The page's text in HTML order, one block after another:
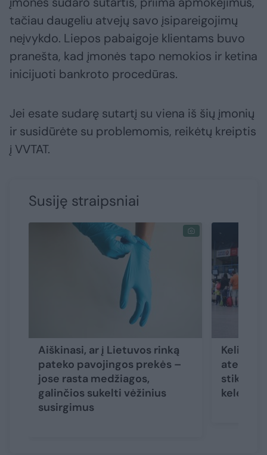
tačiau daugeliu atvejų savo įsipareigojimų
neįvykdo. Liepos pabaigoje klientams buvo
pranešta, kad įmonės tapo nemokios ir ketina
inicijuoti bankroto procedūras.
Jei esate sudarę sutartį su viena iš šių įmonių
ir susidūrėte su problemomis, reikėtų kreiptis
į VVTAT.
Susiję straipsniai
Aiškinasi, ar į Lietuvos rinką
pateko pavojingos prekės –
jose rasta medžiagos,
galinčios sukelti vėžinius
susirgimus
Kelionių
ateitis –
stiklu: